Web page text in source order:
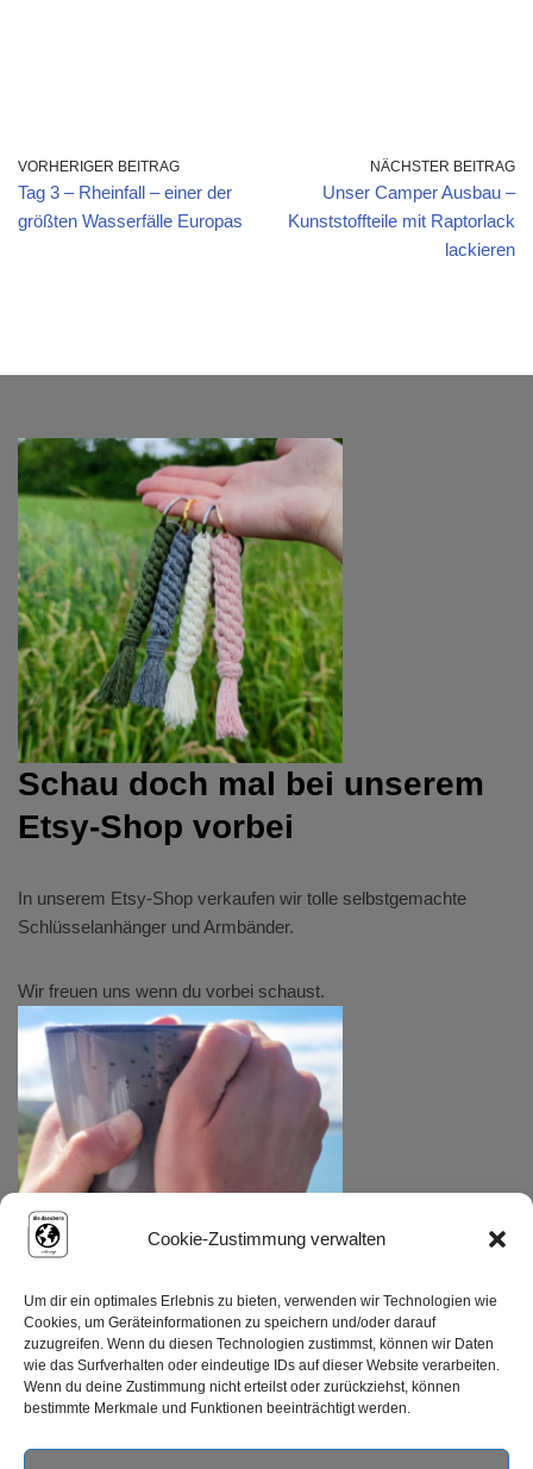
Cookie-Zustimmung verwalten
Um dir ein optimales Erlebnis zu bieten, verwenden wir Technologien wie
Cookies, um Geräteinformationen zu speichern und/oder darauf
zuzugreifen. Wenn du diesen Technologien zustimmst, können wir Daten
wie das Surfverhalten oder eindeutige IDs auf dieser Website verarbeiten.
Wenn du deine Zustimmung nicht erteilst oder zurückziehst, können
bestimmte Merkmale und Funktionen beeinträchtigt werden.
VORHERIGER BEITRAG
Tag 3 – Rheinfall – einer der
größten Wasserfälle Europas
NÄCHSTER BEITRAG
Unser Camper Ausbau –
Kunststoffteile mit Raptorlack
lackieren
Schau doch mal bei unserem
Etsy-Shop vorbei
In unserem Etsy-Shop verkaufen wir tolle selbstgemachte
Schlüsselanhänger und Armbänder.
Wir freuen uns wenn du vorbei schaust.